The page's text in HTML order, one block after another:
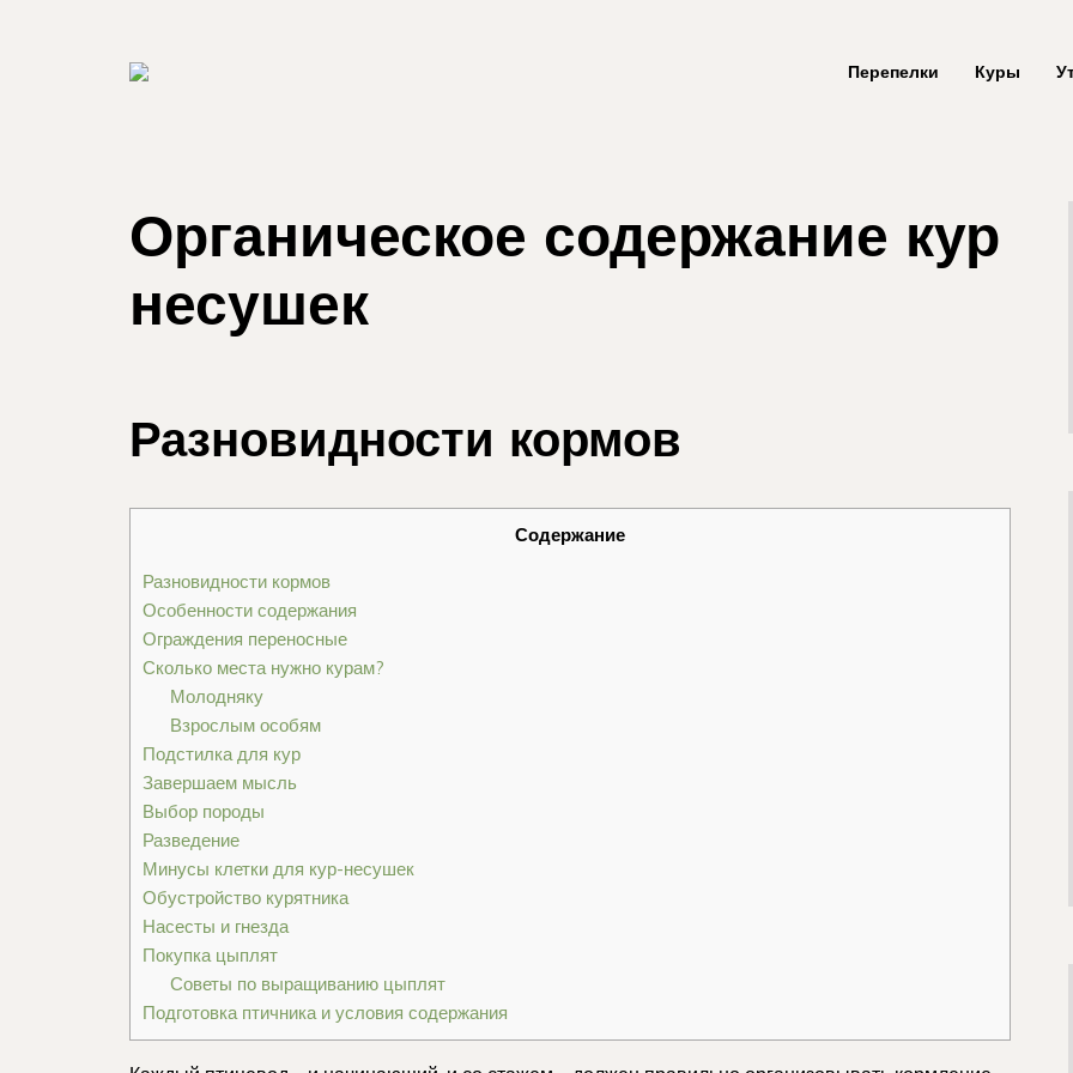
Перепелки Куры
Органическое содержание кур
несушек
Разновидности кормов
Содержание
Разновидности кормов
Особенности содержания
Ограждения переносные
Сколько места нужно курам?
Молодняку
Взрослым особям
Подстилка для кур
Завершаем мысль
Выбор породы
Разведение
Минусы клетки для кур-несушек
Обустройство курятника
Насесты и гнезда
Покупка цыплят
Советы по выращиванию цыплят
Подготовка птичника и условия содержания